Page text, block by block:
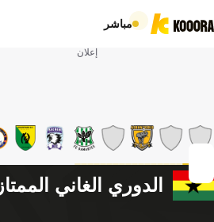
مباشر
إعلان
الدوري الغاني الممتاز